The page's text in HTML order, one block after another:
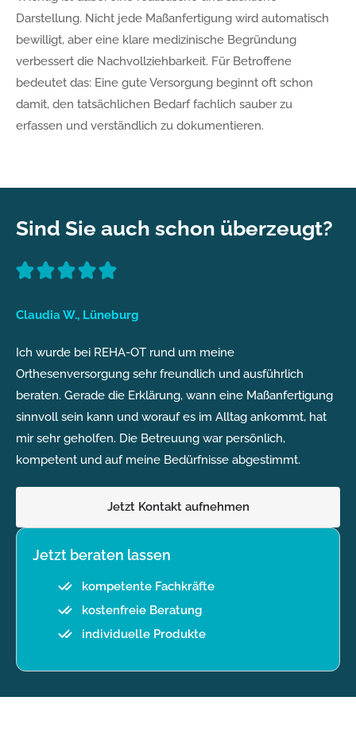
Darstellung. Nicht jede Maßanfertigung wird automatisch
bewilligt, aber eine klare medizinische Begründung
verbessert die Nachvollziehbarkeit. Für Betroffene
bedeutet das: Eine gute Versorgung beginnt oft schon
damit, den tatsächlichen Bedarf fachlich sauber zu
erfassen und verständlich zu dokumentieren.
Sind Sie auch schon überzeugt?
Claudia W., Lüneburg
Ich wurde bei REHA-OT rund um meine
Orthesenversorgung sehr freundlich und ausführlich
beraten. Gerade die Erklärung, wann eine Maßanfertigung
sinnvoll sein kann und worauf es im Alltag ankommt, hat
mir sehr geholfen. Die Betreuung war persönlich,
kompetent und auf meine Bedürfnisse abgestimmt.
Jetzt Kontakt aufnehmen
Jetzt beraten lassen
kompetente Fachkräfte
kostenfreie Beratung
individuelle Produkte